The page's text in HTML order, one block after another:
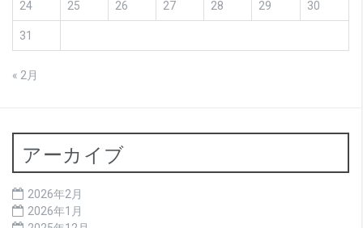
24 25 26 27 28 29 30
31
« 2月
アーカイブ
2026年2月
2026年1月